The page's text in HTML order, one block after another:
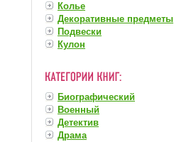
Колье
Декоративные предметы
Подвески
Кулон
Биографический
Военный
Детектив
Драма